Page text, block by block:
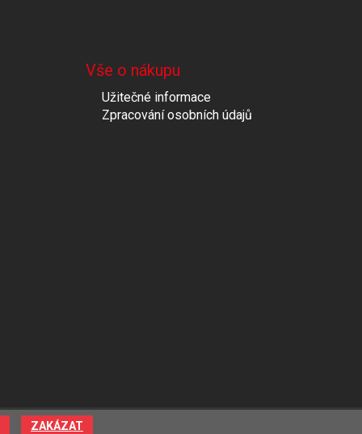
Vše o nákupu
Užitečné informace
Zpracování osobních údajů
ZAKÁZAT